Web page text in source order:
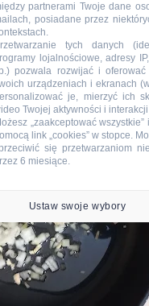
smażę na rozgrzanym
partnerami Twoje dane
posiadane przez
tych danych
lojalnościowe, adresy
pozwala rozwijać i
urządzeniach i ekranach
je, mierzyć ich
Twojej aktywności i
„zaakceptować
link „cookies” w stopce.
się przetwarzaniom
6 miesiące.
Ustaw swoje wybory